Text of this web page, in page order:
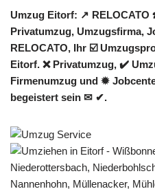
Umzug Eitorf: ↗️ RELOCATO
Privatumzug, Umzugsfirma,
RELOCATO, Ihr ☑️
Eitorf. ❌ Privatumzug, ✔️
Firmenumzug und ✹
begeistert sein ✉ ✔.